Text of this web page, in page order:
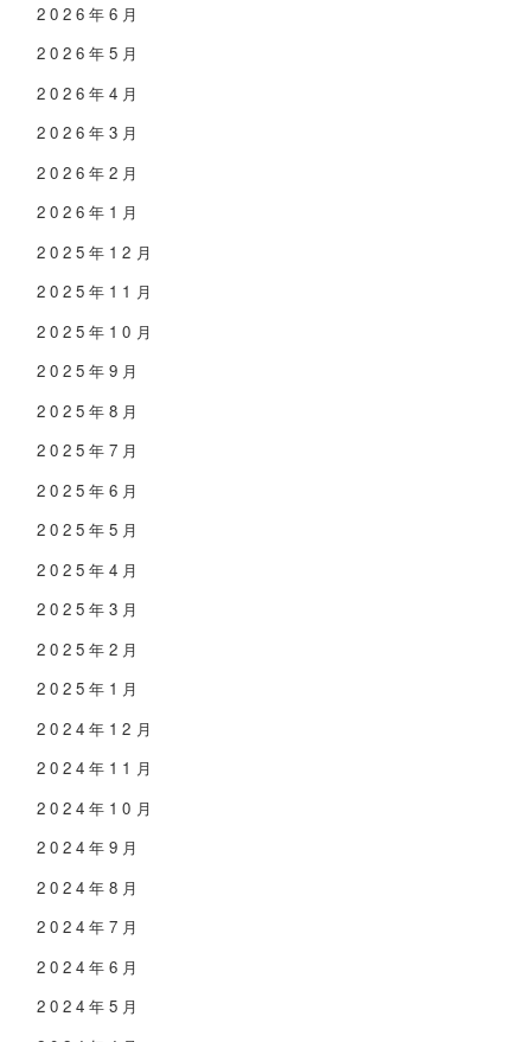
2026年6月
2026年5月
2026年4月
2026年3月
2026年2月
2026年1月
2025年12月
2025年11月
2025年10月
2025年9月
2025年8月
2025年7月
2025年6月
2025年5月
2025年4月
2025年3月
2025年2月
2025年1月
2024年12月
2024年11月
2024年10月
2024年9月
2024年8月
2024年7月
2024年6月
2024年5月